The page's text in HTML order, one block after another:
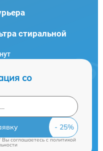
стиральной
со
Вы соглашаетесь cполитикой